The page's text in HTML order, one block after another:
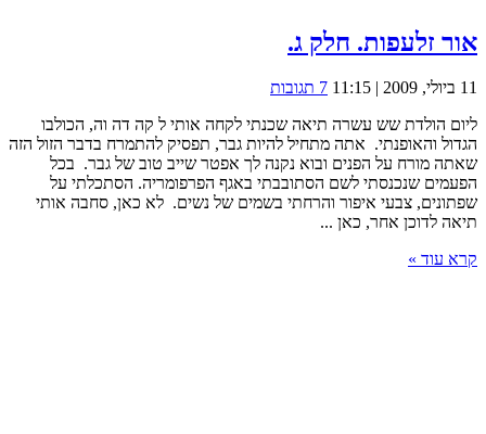
אור זלעפות. חלק ג.
11 ביולי, 2009 | 11:15
7 תגובות
ליום הולדת שש עשרה תיאה שכנתי לקחה אותי ל קה דה וה, הכולבו
הגדול והאופנתי. אתה מתחיל להיות גבר, תפסיק להתמרח בדבר הזול הזה
שאתה מורח על הפנים ובוא נקנה לך אפטר שייב טוב של גבר. בכל
הפעמים שנכנסתי לשם הסתובבתי באגף הפרפומריה. הסתכלתי על
שפתונים, צבעי איפור והרחתי בשמים של נשים. לא כאן, סחבה אותי
תיאה לדוכן אחר, כאן ...
קרא עוד »